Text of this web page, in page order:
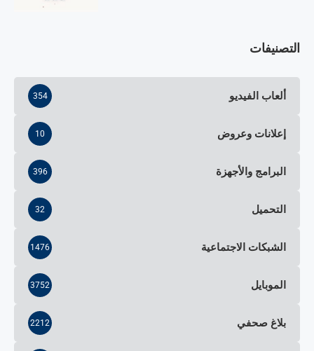
التصنيفات
ألعاب الفيديو 354
إعلانات وعروض 10
البرامج والأجهزة 396
التحميل 32
الشبكات الاجتماعية 1476
الموبايل 3752
بلاغ صحفي 2212